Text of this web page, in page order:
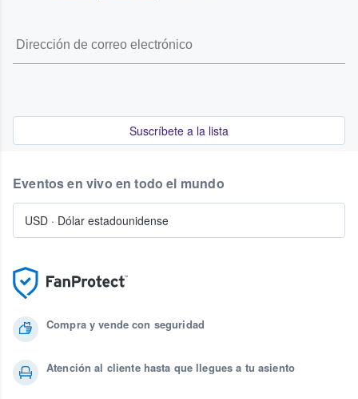
Suscríbete a la lista
Compra y vende con seguridad
Atención al cliente hasta que llegues a tu asiento
Eventos en vivo en todo el mundo
USD · Dólar estadounidense